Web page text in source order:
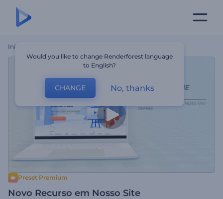
Início
Preset Premium
Novo Recurso em Nosso Site
Would you like to change Renderforest language
to English?
CHANGE No, thanks